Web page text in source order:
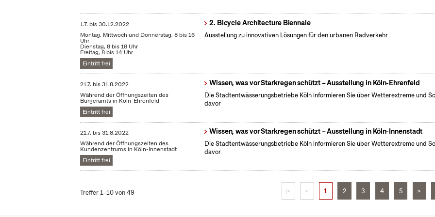
1.7. bis30.12.2022
Montag, Mittwoch und Donnerstag, 8 bis 16
Uhr
Dienstag, 8 bis 18 Uhr
Freitag, 8 bis 14 Uhr
Eintritt frei
2. Bicycle Architecture Biennale
Ausstellung zu innovativen Lösungen für den urbanen Radverkehr
21.7. bis31.8.2022
Während der Öffnungszeiten des
Bürgeramts in Köln-Ehrenfeld
Eintritt frei
Wissen, was vor Starkregen schützt – Ausstellung in Köln-Ehrenfeld
Die Stadtentwässerungsbetriebe Köln informieren Sie über Wetterextreme und
davor
21.7. bis31.8.2022
Während der Öffnungszeiten des
Kundenzentrums in Köln-Innenstadt
Eintritt frei
Wissen, was vor Starkregen schützt – Ausstellung in Köln-Innenstadt
Die Stadtentwässerungsbetriebe Köln informieren Sie über Wetterextreme und
davor
Treffer 1–10 von 49 |< < 1 2 3 4 5 >